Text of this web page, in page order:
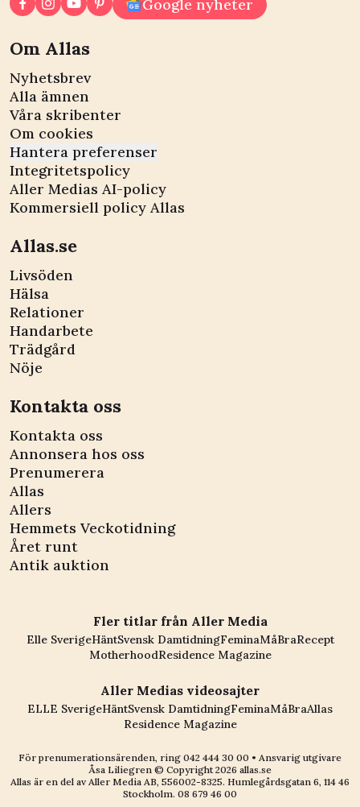
Google nyheter
Om Allas
Nyhetsbrev
Alla ämnen
Våra skribenter
Om cookies
Hantera preferenser
Integritetspolicy
Aller Medias AI-policy
Kommersiell policy Allas
Allas.se
Livsöden
Hälsa
Relationer
Handarbete
Trädgård
Nöje
Kontakta oss
Kontakta oss
Annonsera hos oss
Prenumerera
Allas
Allers
Hemmets Veckotidning
Året runt
Antik auktion
Fler titlar från Aller Media
Elle SverigeHäntSvensk DamtidningFeminaMåBraRecept
MotherhoodResidence Magazine
Aller Medias videosajter
ELLE SverigeHäntSvensk DamtidningFeminaMåBraAllas
Residence Magazine
För prenumerationsärenden, ring 042 444 30 00 • Ansvarig utgivare
Åsa Liliegren © Copyright2026 allas.se
Allas är en del av Aller Media AB, 556002-8325. Humlegårdsgatan 6, 114 46
Stockholm. 08 679 46 00